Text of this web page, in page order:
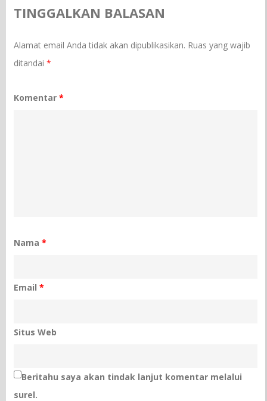
TINGGALKAN BALASAN
Alamat email Anda tidak akan dipublikasikan. Ruas yang wajib
ditandai*
Komentar*
Nama*
Email*
Situs Web
Beritahu saya akan tindak lanjut komentar melalui
surel.